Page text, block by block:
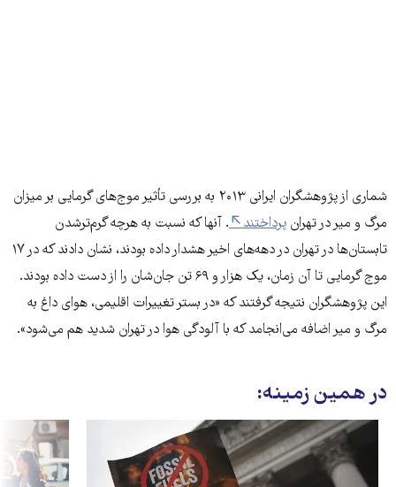
شماری از پژوهشگران ایرانی ۲۰۱۳ به بررسی تأثیر موج‌های گرمایی بر میزان
مرگ و میر در تهران پرداختند
. آنها که نسبت به هرچه گرم‌ترشدن
تابستان‌ها در تهران در دهه‌های اخیر هشدار داده بودند، نشان دادند که در ۱۷
موج گرمایی تا آن زمان، یک هزار و ۶۹ تن جان‌شان را از دست داده بودند.
این پژوهشگران نتیجه گرفتند که «در بستر تغییرات اقلیمی، هوای داغ به
مرگ و میر اضافه می‌انجامد که با آلودگی هوا در تهران شدید هم می‌شود».
در همین زمینه: